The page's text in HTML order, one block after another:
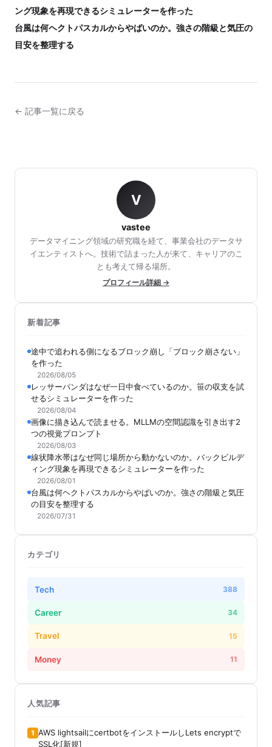
ング現象を再現できるシミュレーターを作った
台風は何ヘクトパスカルからやばいのか。強さの階級と気圧の
目安を整理する
← 記事一覧に戻る
V
vastee
データマイニング領域の研究職を経て、事業会社のデータサ
イエンティストへ。技術で詰まった人が来て、キャリアのこ
とも考えて帰る場所。
プロフィール詳細 →
新着記事
途中で追われる側になるブロック崩し「ブロック崩さない」
を作った
2026/08/05
レッサーパンダはなぜ一日中食べているのか。笹の収支を試
せるシミュレーターを作った
2026/08/04
画像に描き込んで読ませる。MLLMの空間認識を引き出す2
つの視覚プロンプト
2026/08/03
線状降水帯はなぜ同じ場所から動かないのか。バックビルデ
ィング現象を再現できるシミュレーターを作った
2026/08/01
台風は何ヘクトパスカルからやばいのか。強さの階級と気圧
の目安を整理する
2026/07/31
カテゴリ
Tech 388
Career 34
Travel 15
Money 11
人気記事
1 AWS lightsailにcertbotをインストールしLets encryptで
SSL化[新規]